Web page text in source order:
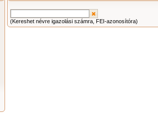
(Kereshet névre igazolási számra, FEI-azonosítóra)